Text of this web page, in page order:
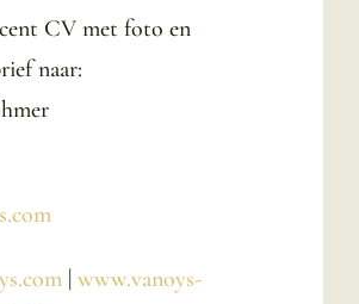
CV met foto en
naar:
| www.vanoys-